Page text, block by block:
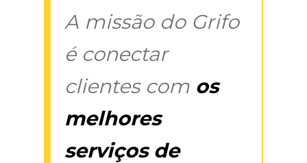
A missão do Grifo
é conectar
clientes com os
melhores
serviços de